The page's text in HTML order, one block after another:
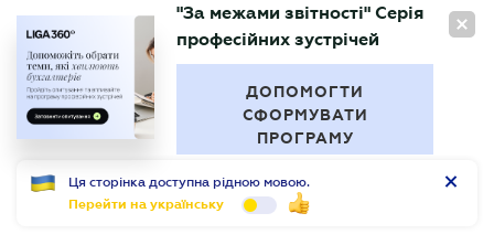
RU
БУХГАЛТЕР
"За межами звітності" Серія
професійних зустрічей
ДОПОМОГТИ
СФОРМУВАТИ
ПРОГРАМУ
Ця сторінка доступна рідною мовою.
Перейти на українську